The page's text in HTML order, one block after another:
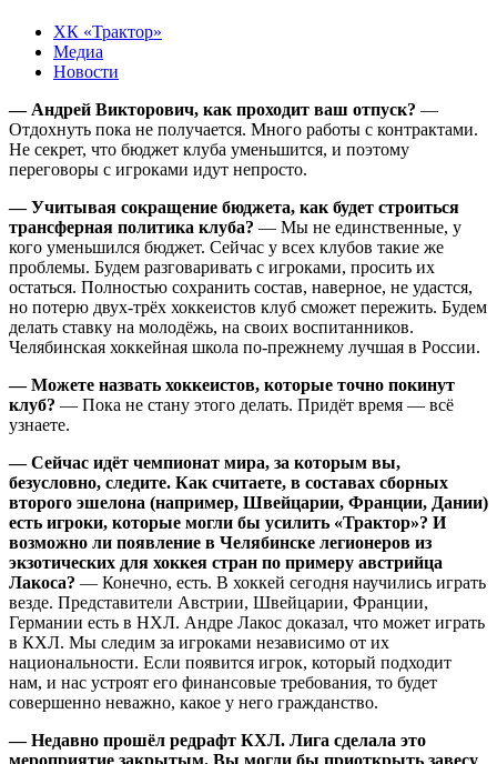
ХК «Трактор»
Медиа
Новости
— Андрей Викторович, как проходит ваш отпуск? —
Отдохнуть пока не получается. Много работы с контрактами.
Не секрет, что бюджет клуба уменьшится, и поэтому
переговоры с игроками идут непросто.
— Учитывая сокращение бюджета, как будет строиться
трансферная политика клуба? — Мы не единственные, у
кого уменьшился бюджет. Сейчас у всех клубов такие же
проблемы. Будем разговаривать с игроками, просить их
остаться. Полностью сохранить состав, наверное, не удастся,
но потерю двух-трёх хоккеистов клуб сможет пережить. Будем
делать ставку на молодёжь, на своих воспитанников.
Челябинская хоккейная школа по-прежнему лучшая в России.
— Можете назвать хоккеистов, которые точно покинут
клуб? — Пока не стану этого делать. Придёт время — всё
узнаете.
— Сейчас идёт чемпионат мира, за которым вы,
безусловно, следите. Как считаете, в составах сборных
второго эшелона (например, Швейцарии, Франции, Дании)
есть игроки, которые могли бы усилить «Трактор»? И
возможно ли появление в Челябинске легионеров из
экзотических для хоккея стран по примеру австрийца
Лакоса? — Конечно, есть. В хоккей сегодня научились играть
везде. Представители Австрии, Швейцарии, Франции,
Германии есть в НХЛ. Андре Лакос доказал, что может играть
в КХЛ. Мы следим за игроками независимо от их
национальности. Если появится игрок, который подходит
нам, и нас устроят его финансовые требования, то будет
совершенно неважно, какое у него гражданство.
— Недавно прошёл редрафт КХЛ. Лига сделала это
мероприятие закрытым. Вы могли бы приоткрыть завесу